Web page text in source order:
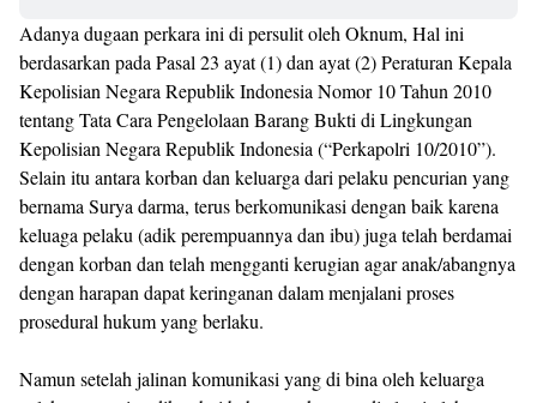
Adanya dugaan perkara ini di persulit oleh Oknum, Hal ini
berdasarkan pada Pasal 23 ayat (1) dan ayat (2) Peraturan Kepala
Kepolisian Negara Republik Indonesia Nomor 10 Tahun 2010
tentang Tata Cara Pengelolaan Barang Bukti di Lingkungan
Kepolisian Negara Republik Indonesia (“Perkapolri 10/2010”).
Selain itu antara korban dan keluarga dari pelaku pencurian yang
bernama Surya darma, terus berkomunikasi dengan baik karena
keluaga pelaku (adik perempuannya dan ibu) juga telah berdamai
dengan korban dan telah mengganti kerugian agar anak/abangnya
dengan harapan dapat keringanan dalam menjalani proses
prosedural hukum yang berlaku.
Namun setelah jalinan komunikasi yang di bina oleh keluarga